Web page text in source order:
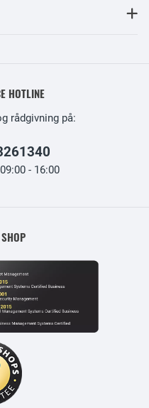
HOTLINE
rådgivning på:
- 16:00